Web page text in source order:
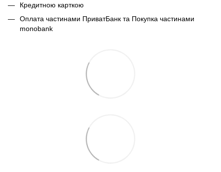
Кредитною карткою
Оплата частинами ПриватБанк та Покупка частинами
monobank